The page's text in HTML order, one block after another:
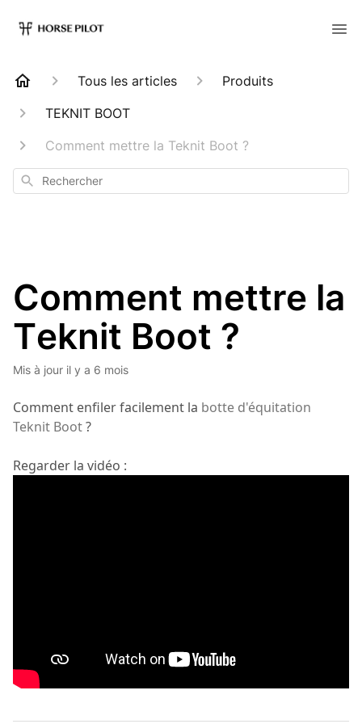
Tous les articles
Produits
TEKNIT BOOT
Comment mettre la Teknit Boot ?
Rechercher
Comment mettre la
Teknit Boot ?
Mis à jour il y a 6 mois
Comment enfiler facilement la botte d'équitation
Teknit Boot?
Regarder la vidéo :